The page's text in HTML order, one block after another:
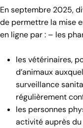
En septembre 2025,
de permettre la mise
en ligne par : – les
les vétérinaires,
d’animaux
surveillance
régulièrement
les personnes
activité auprès